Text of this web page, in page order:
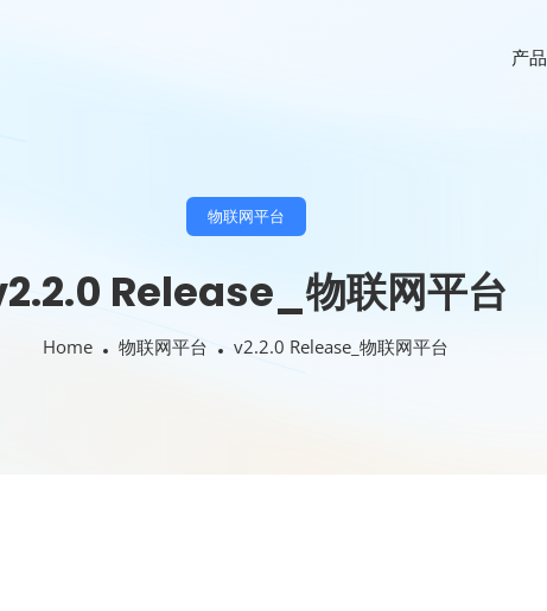
产品
物联网平台
Release_物联网平台
Home 物联网平台 v2.2.0 Release_物联网平台